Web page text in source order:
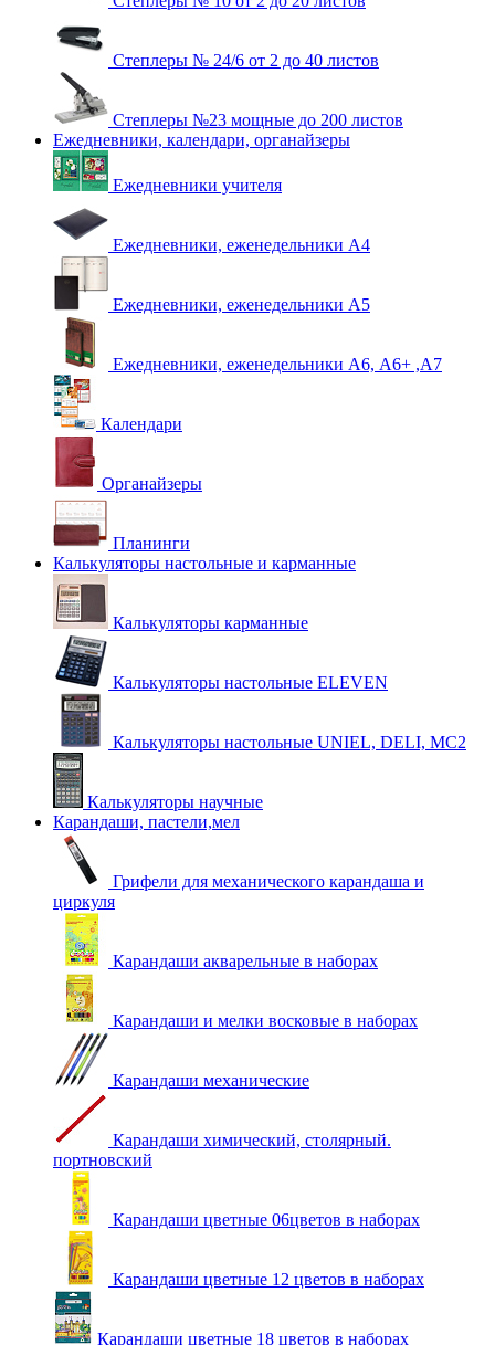
Степлеры № 24/6 от 2 до 40 листов
Степлеры №23 мощные до 200 листов
Ежедневники, календари, органайзеры
Ежедневники учителя
Ежедневники, еженедельники А4
Ежедневники, еженедельники А5
Ежедневники, еженедельники А6, А6+ ,А7
Календари
Органайзеры
Планинги
Калькуляторы настольные и карманные
Калькуляторы карманные
Калькуляторы настольные ELEVEN
Калькуляторы настольные UNIEL, DELI, MC2
Калькуляторы научные
Карандаши, пастели,мел
Грифели для механического карандаша и
циркуля
Карандаши акварельные в наборах
Карандаши и мелки восковые в наборах
Карандаши механические
Карандаши химический, столярный.
портновский
Карандаши цветные 06цветов в наборах
Карандаши цветные 12 цветов в наборах
Карандаши цветные 18 цветов в наборах